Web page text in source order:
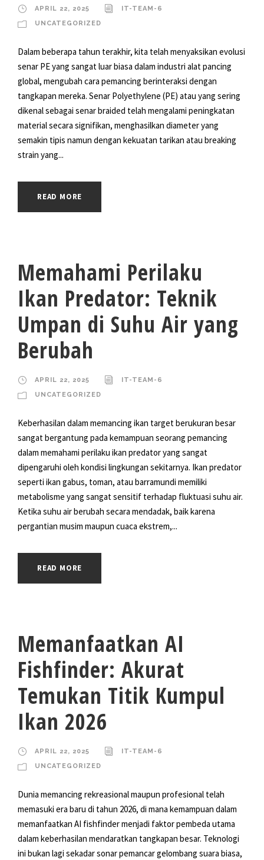
APRIL 22, 2025
IT-TEAM-6
UNCATEGORIZED
Dalam beberapa tahun terakhir, kita telah menyaksikan evolusi
senar PE yang sangat luar biasa dalam industri alat pancing
global, mengubah cara pemancing berinteraksi dengan
tangkapan mereka. Senar Polyethylene (PE) atau yang sering
dikenal sebagai senar braided telah mengalami peningkatan
material secara signifikan, menghasilkan diameter yang
semakin tipis namun dengan kekuatan tarikan atau breaking
strain yang...
READ MORE
Memahami Perilaku
Ikan Predator: Teknik
Umpan di Suhu Air yang
Berubah
APRIL 22, 2025
IT-TEAM-6
UNCATEGORIZED
Keberhasilan dalam memancing ikan target berukuran besar
sangat bergantung pada kemampuan seorang pemancing
dalam memahami perilaku ikan predator yang sangat
dipengaruhi oleh kondisi lingkungan sekitarnya. Ikan predator
seperti ikan gabus, toman, atau barramundi memiliki
metabolisme yang sangat sensitif terhadap fluktuasi suhu air.
Ketika suhu air berubah secara mendadak, baik karena
pergantian musim maupun cuaca ekstrem,...
READ MORE
Memanfaatkan AI
Fishfinder: Akurat
Temukan Titik Kumpul
Ikan 2026
APRIL 22, 2025
IT-TEAM-6
UNCATEGORIZED
Dunia memancing rekreasional maupun profesional telah
memasuki era baru di tahun 2026, di mana kemampuan dalam
memanfaatkan AI fishfinder menjadi faktor pembeda utama
dalam keberhasilan mendaratkan tangkapan besar. Teknologi
ini bukan lagi sekadar sonar pemancar gelombang suara biasa,